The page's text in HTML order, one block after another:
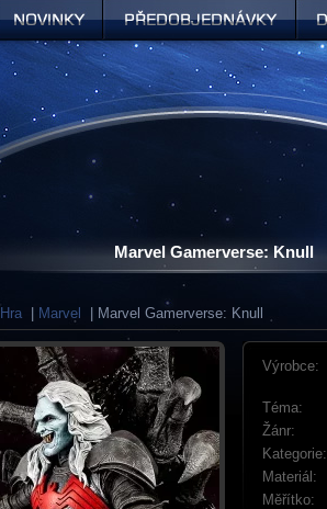
Marvel Gamerverse: Knull
Hra Marvel | Marvel Gamerverse: Knull
Výrobce:
Téma:
Žánr:
Kategorie:
Materiál:
Měřítko:
Předobjednávky